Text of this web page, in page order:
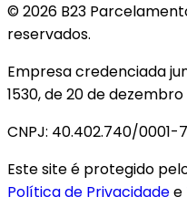
© 2026 B23
reservados.
Empresa credenciada
1530, de 20 de dezembro
CNPJ: 40.402.740/0001-
Este site é protegido
Política de Privacidadee